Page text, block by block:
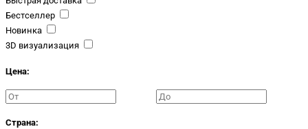
Бестселлер
Новинка
3D визуализация
Цена:
Страна: